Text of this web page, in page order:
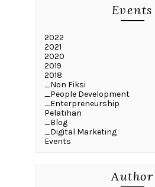
Events
2022
2021
2020
2019
2018
_Non Fiksi
_People Development
_Enterpreneurship
Pelatihan
_Blog
_Digital Marketing
Events
Author